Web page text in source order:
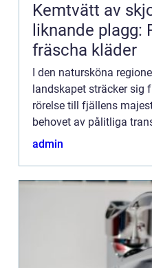
Kemtvätt av
liknande plagg:
fräscha kläder
I den natursköna
landskapet sträcker sig
rörelse till fjällens
behovet av pålitliga
betonas. Att ha ...
admin